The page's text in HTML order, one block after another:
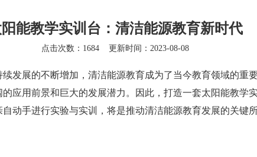
能教学实训台：清洁能源教育新时代
点击次数：1684 更新时间：2023-08-08
展的不断增加，清洁能源教育成为了当今教育领域的重
应用前景和巨大的发展潜力。因此，打造一套太阳能教学
动手进行实验与实训，将是推动清洁能源教育发展的关键所